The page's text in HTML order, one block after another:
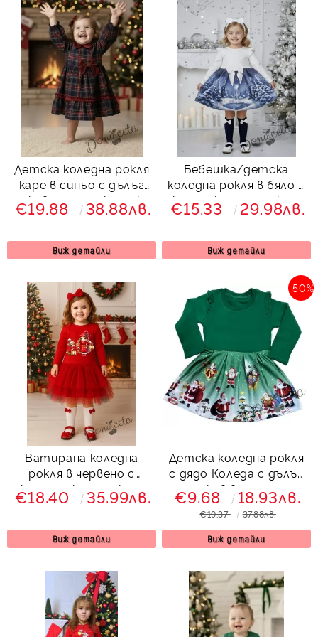
Детска коледна рокля
каре в синьо с дълъг
ръкав с панделка и яка
в червено Карена
€19.88 38.88лв.
Виж детайли
Бебешка/детска
коледна рокля в бяло с
къдрички, панделка и
коледни мотиви
€15.33 29.98лв.
Виж детайли
Ватирана коледна
рокля в червено с
коледна картинка и
тюл в червено и
€18.40 35.99лв.
Виж детайли
Детска коледна рокля
с дядо Коледа с дълъг
ръкав в зелено
-50%
€9.68 18.93лв.
€19.37 37.88лв.
Виж детайли